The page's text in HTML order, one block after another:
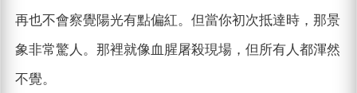
再也不會察覺陽光有點偏紅。但當你初次抵達時，那景
象非常驚人。那裡就像血腥屠殺現場，但所有人都渾然
不覺。